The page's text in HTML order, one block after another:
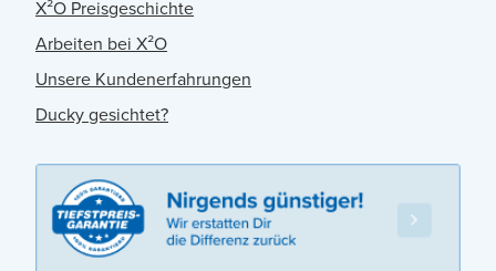
X²O Preisgeschichte
Arbeiten bei X²O
Unsere Kundenerfahrungen
Ducky gesichtet?